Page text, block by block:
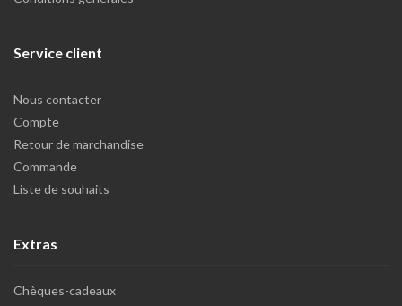
Service client
Nous contacter
Compte
Retour de marchandise
Commande
Liste de souhaits
Extras
Chèques-cadeaux